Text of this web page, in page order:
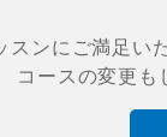
スンにご満足
コースの変更